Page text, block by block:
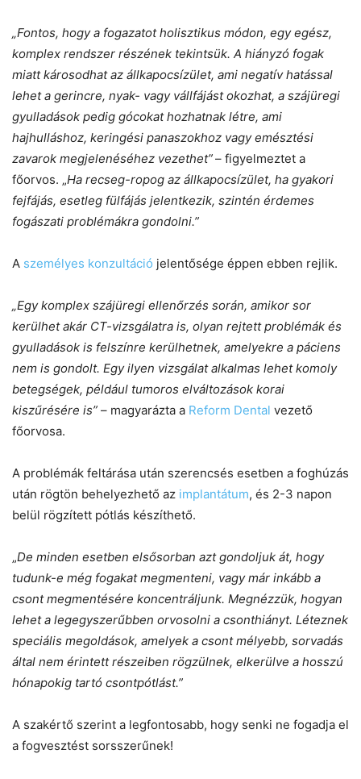
„Fontos, hogy a fogazatot holisztikus módon, egy egész,
komplex rendszer részének tekintsük. A hiányzó fogak
miatt károsodhat az állkapocsízület, ami negatív hatással
lehet a gerincre, nyak- vagy vállfájást okozhat, a szájüregi
gyulladások pedig gócokat hozhatnak létre, ami
hajhulláshoz, keringési panaszokhoz vagy emésztési
zavarok megjelenéséhez vezethet”– figyelmeztet a
főorvos. „Ha recseg-ropog az állkapocsízület, ha gyakori
fejfájás, esetleg fülfájás jelentkezik, szintén érdemes
fogászati problémákra gondolni.”
A személyes konzultáció jelentősége éppen ebben rejlik.
„Egy komplex szájüregi ellenőrzés során, amikor sor
kerülhet akár CT-vizsgálatra is, olyan rejtett problémák és
gyulladások is felszínre kerülhetnek, amelyekre a páciens
nem is gondolt. Egy ilyen vizsgálat alkalmas lehet komoly
betegségek, például tumoros elváltozások korai
kiszűrésére is” – magyarázta a Reform Dental vezető
főorvosa.
A problémák feltárása után szerencsés esetben a foghúzás
után rögtön behelyezhető az implantátum, és 2-3 napon
belül rögzített pótlás készíthető.
„De minden esetben elsősorban azt gondoljuk át, hogy
tudunk-e még fogakat megmenteni, vagy már inkább a
csont megmentésére koncentráljunk. Megnézzük, hogyan
lehet a legegyszerűbben orvosolni a csonthiányt. Léteznek
speciális megoldások, amelyek a csont mélyebb, sorvadás
által nem érintett részeiben rögzülnek, elkerülve a hosszú
hónapokig tartó csontpótlást.”
A szakértő szerint a legfontosabb, hogy senki ne fogadja el
a fogvesztést sorsszerűnek!